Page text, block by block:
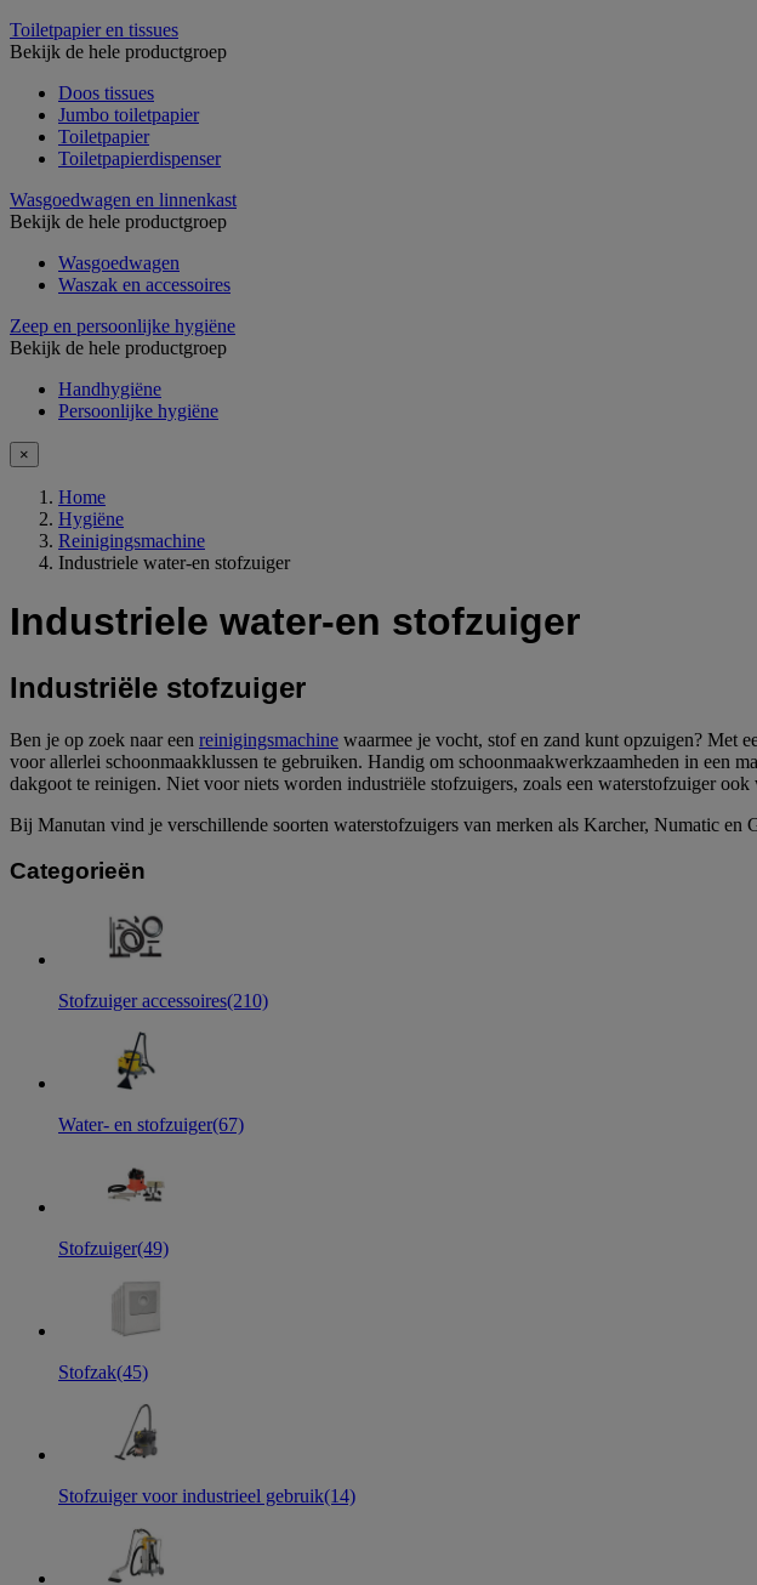
Toiletpapier en tissues
Bekijk de hele productgroep
Doos tissues
Jumbo toiletpapier
Toiletpapier
Toiletpapierdispenser
Wasgoedwagen en linnenkast
Bekijk de hele productgroep
Wasgoedwagen
Waszak en accessoires
Zeep en persoonlijke hygiëne
Bekijk de hele productgroep
Handhygiëne
Persoonlijke hygiëne
×
Home
Hygiëne
Reinigingsmachine
Industriele water-en stofzuiger
Industriele water-en stofzuiger
Industriële stofzuiger
Ben je op zoek naar een reinigingsmachine waarmee je vocht, stof en zand kunt opzuigen? Met
voor allerlei schoonmaakklussen te gebruiken. Handig om schoonmaakwerkzaamheden in een
dakgoot te reinigen. Niet voor niets worden industriële stofzuigers, zoals een waterstofzuiger
Bij Manutan vind je verschillende soorten waterstofzuigers van merken als Karcher, Numatic
Categorieën
Stofzuiger accessoires(210)
Water- en stofzuiger(67)
Stofzuiger(49)
Stofzak(45)
Stofzuiger voor industrieel gebruik(14)